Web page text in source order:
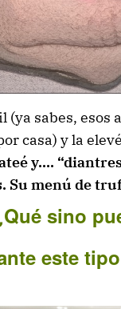
sabes, esos
casa) y la
y….
menú de
sino
este